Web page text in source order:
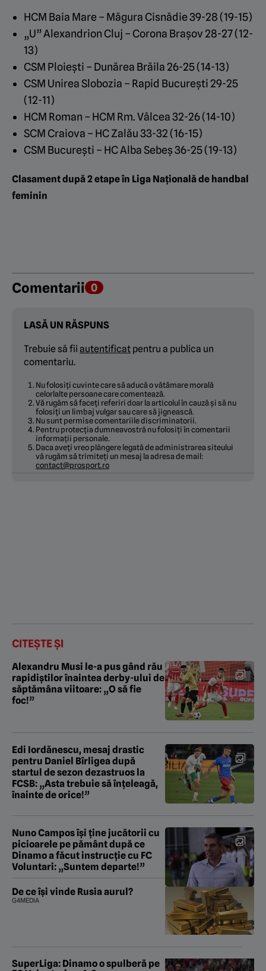
HCM Baia Mare – Măgura Cisnădie 39-28 (19-15)
„U” Alexandrion Cluj – Corona Brașov 28-27 (12-
13)
CSM Ploiești – Dunărea Brăila 26-25 (14-13)
CSM Unirea Slobozia – Rapid București 29-25
(12-11)
HCM Roman – HCM Rm. Vâlcea 32-26 (14-10)
SCM Craiova – HC Zalău 33-32 (16-15)
CSM București – HC Alba Sebeș 36-25 (19-13)
Clasament după 2 etape în Liga Națională de handbal
feminin
Comentarii 0
LASĂ UN RĂSPUNS
Trebuie să fii autentificat pentru a publica un
comentariu.
Nu folosiți cuvinte care să aducă o vătămare morală
celorlalte persoane care comentează.
Vă rugăm să faceți referiri doar la articolul în cauză și să nu
folosiți un limbaj vulgar sau care să jignească.
Nu sunt permise comentariile discriminatorii.
Pentru protecția dumneavostră nu folosiți în comentarii
informații personale.
Daca aveți vreo plângere legată de administrarea siteului
vă rugăm să trimiteți un mesaj la adresa de mail:
contact@prosport.ro
CITEȘTE ȘI
Alexandru Musi le-a pus gând rău
rapidiștilor înaintea derby-ului de
săptămâna viitoare: „O să fie
foc!”
Edi Iordănescu, mesaj drastic
pentru Daniel Bîrligea după
startul de sezon dezastruos la
FCSB: „Asta trebuie să înțeleagă,
înainte de orice!”
Nuno Campos își ține jucătorii cu
picioarele pe pământ după ce
Dinamo a făcut instrucție cu FC
Voluntari: „Suntem departe!”
De ce își vinde Rusia aurul?
G4MEDIA
SuperLiga: Dinamo o spulberă pe